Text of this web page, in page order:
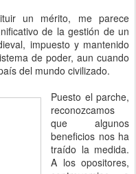
un mérito, me parece
de la gestión de un
impuesto y mantenido
de poder, aun cuando
del mundo civilizado.
Puesto el parche,
reconozcamos
que algunos
beneficios nos ha
traído la medida.
A los opositores,